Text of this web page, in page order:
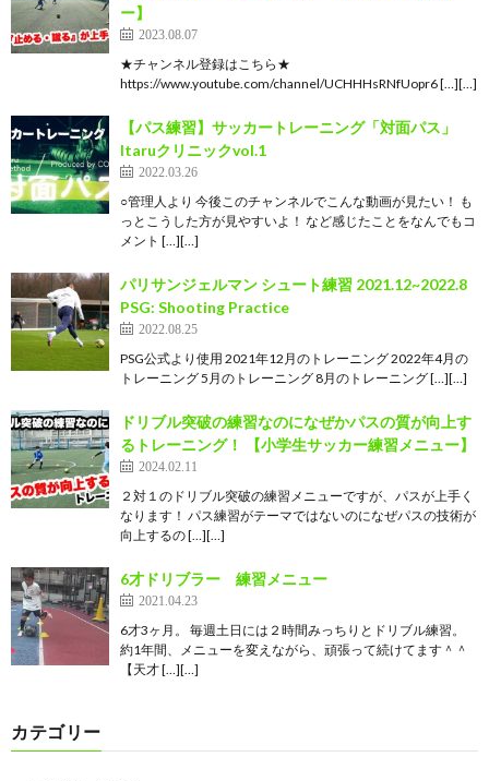
ー】
2023.08.07
★チャンネル登録はこちら★
https://www.youtube.com/channel/UCHHHsRNfUopr6 […][…]
【パス練習】サッカートレーニング「対面パス」
Itaruクリニックvol.1
2022.03.26
○管理人より 今後このチャンネルでこんな動画が見たい！ も
っとこうした方が見やすいよ！ など感じたことをなんでもコ
メント […][…]
パリサンジェルマン シュート練習 2021.12~2022.8
PSG: Shooting Practice
2022.08.25
PSG公式より使用 2021年12月のトレーニング 2022年4月の
トレーニング 5月のトレーニング 8月のトレーニング […][…]
ドリブル突破の練習なのになぜかパスの質が向上す
るトレーニング！ 【小学生サッカー練習メニュー】
2024.02.11
２対１のドリブル突破の練習メニューですが、パスが上手く
なります！ パス練習がテーマではないのになぜパスの技術が
向上するの […][…]
6才ドリブラー 練習メニュー
2021.04.23
6才3ヶ月。 毎週土日には２時間みっちりとドリブル練習。
約1年間、メニューを変えながら、頑張って続けてます＾＾
【天才 […][…]
カテゴリー